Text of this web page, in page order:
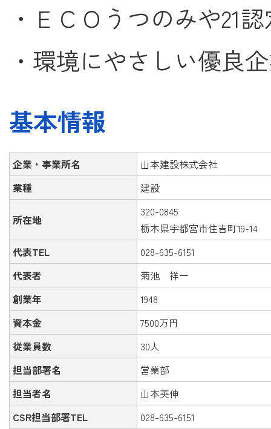
・ＥＣＯうつのみや21
・環境にやさしい優良
基本情報
企業・事業所名
山本建設株式会社
業種
建設
所在地
320-0845
栃木県宇都宮市住吉町19-14
代表TEL
028-635-6151
代表者
菊池 祥一
創業年
1948
資本金
7500万円
従業員数
30人
担当部署名
営業部
担当者名
山本英伸
CSR担当部署TEL
028-635-6151